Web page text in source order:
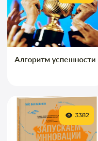
Алгоритм успешности
3382